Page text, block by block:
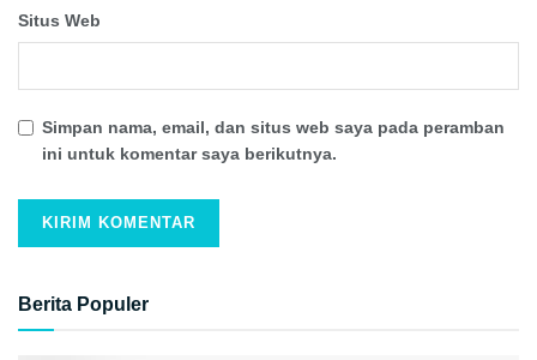
Situs Web
Simpan nama, email, dan situs web saya pada peramban
ini untuk komentar saya berikutnya.
Berita Populer